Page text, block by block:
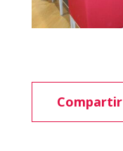
Compartir